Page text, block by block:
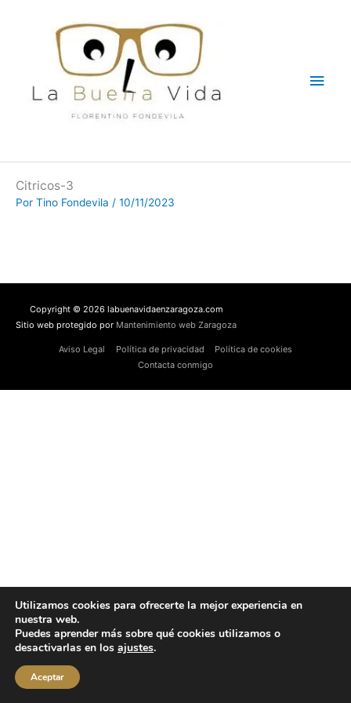
Citricos-3
Por Tino Fondevila / 10/11/2023
Copyright © 2026 labuenavidaenzaragoza.com
Sitio web protegido por Mantenimiento web Zaragoza
Aviso Legal Política de privacidad
Política de cookies
Contacta conmigo
Utilizamos cookies para ofrecerte la mejor experiencia en
nuestra web.
Puedes aprender más sobre qué cookies utilizamos o
desactivarlas en los ajustes.
Aceptar